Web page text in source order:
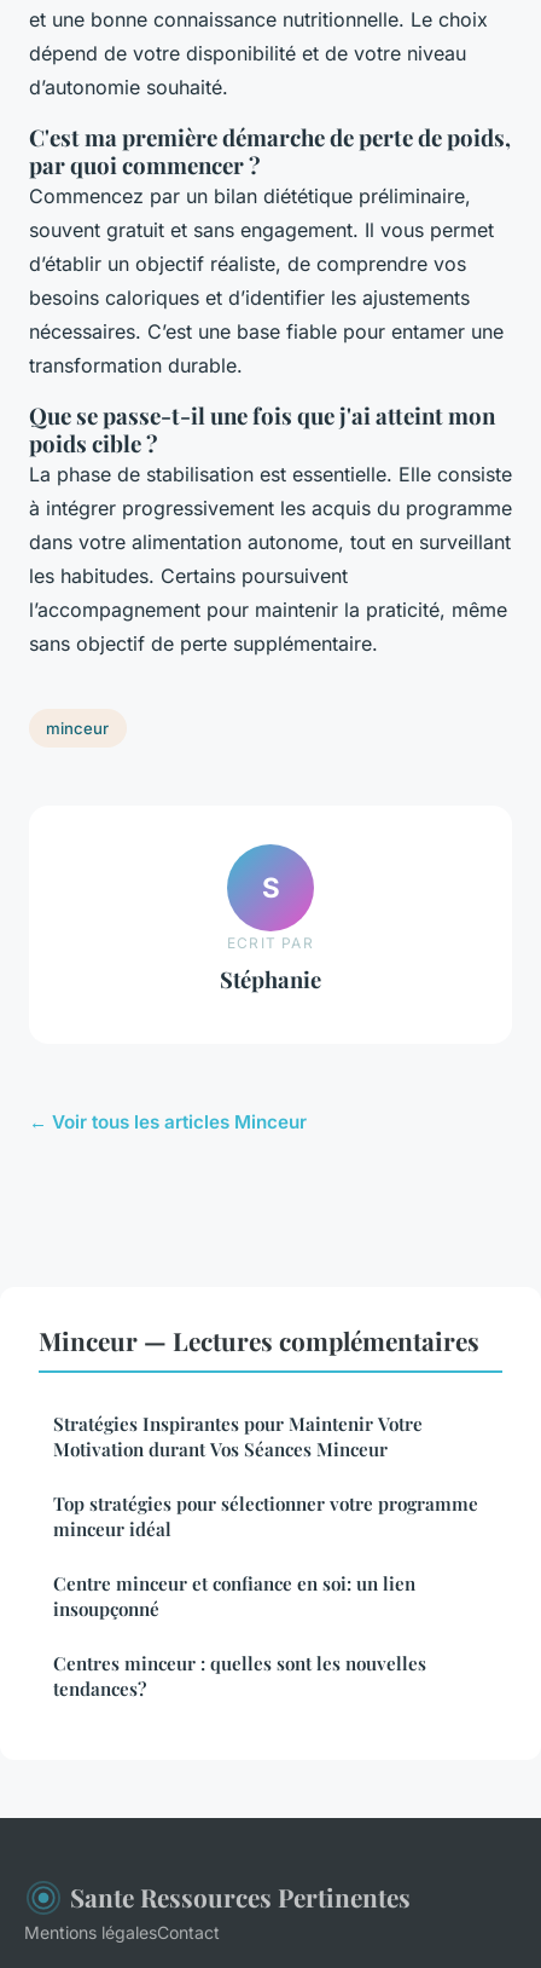
et une bonne connaissance nutritionnelle. Le choix
dépend de votre disponibilité et de votre niveau
d’autonomie souhaité.
C'est ma première démarche de perte de poids,
par quoi commencer ?
Commencez par un bilan diététique préliminaire,
souvent gratuit et sans engagement. Il vous permet
d’établir un objectif réaliste, de comprendre vos
besoins caloriques et d’identifier les ajustements
nécessaires. C’est une base fiable pour entamer une
transformation durable.
Que se passe-t-il une fois que j'ai atteint mon
poids cible ?
La phase de stabilisation est essentielle. Elle consiste
à intégrer progressivement les acquis du programme
dans votre alimentation autonome, tout en surveillant
les habitudes. Certains poursuivent
l’accompagnement pour maintenir la praticité, même
sans objectif de perte supplémentaire.
minceur
S
ECRIT PAR
Stéphanie
← Voir tous les articles Minceur
Minceur — Lectures complémentaires
Stratégies Inspirantes pour Maintenir Votre
Motivation durant Vos Séances Minceur
Top stratégies pour sélectionner votre programme
minceur idéal
Centre minceur et confiance en soi: un lien
insoupçonné
Centres minceur : quelles sont les nouvelles
tendances?
Sante Ressources Pertinentes
Mentions légalesContact